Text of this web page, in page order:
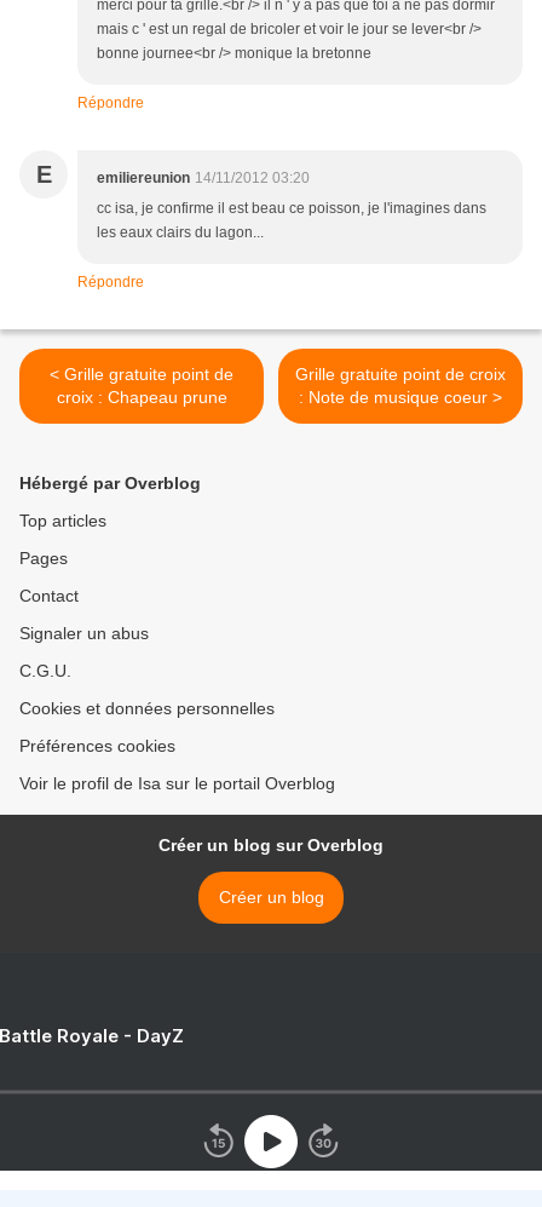
merci pour ta grille.<br /> il n ' y a pas que toi à ne pas dormir
mais c ' est un regal de bricoler et voir le jour se lever<br />
bonne journee<br /> monique la bretonne
Répondre
E emiliereunion 14/11/2012 03:20
cc isa, je confirme il est beau ce poisson, je l'imagines dans
les eaux clairs du lagon...
Répondre
< Grille gratuite point de
croix : Chapeau prune
Grille gratuite point de croix
: Note de musique coeur >
Hébergé par Overblog
Top articles
Pages
Contact
Signaler un abus
C.G.U.
Cookies et données personnelles
Préférences cookies
Voir le profil de Isa sur le portail Overblog
Créer un blog sur Overblog
Créer un blog
Royale - DayZ